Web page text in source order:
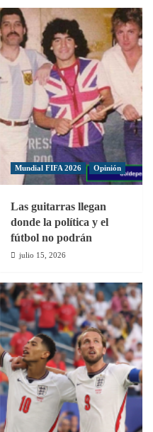
Mundial FIFA 2026 Opinión
Las guitarras llegan
donde la política y el
fútbol no podrán
julio 15, 2026